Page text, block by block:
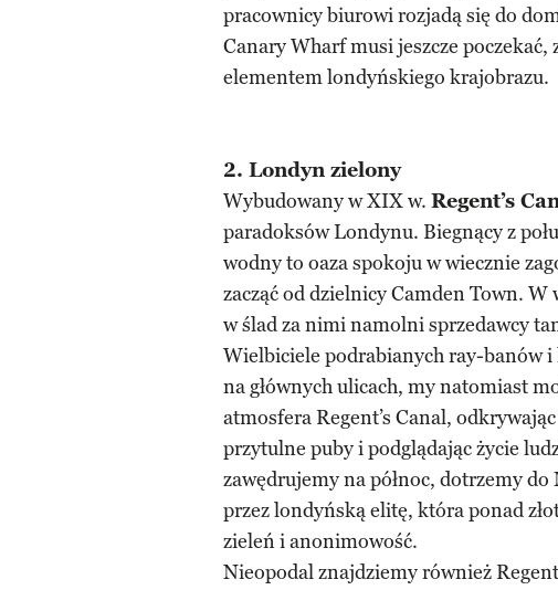
pracownicy biurowi rozjadą się do
Canary Wharf musi jeszcze
elementem londyńskiego krajobrazu.
2. Londyn zielony
Wybudowany w XIX w. Regent’s
paradoksów Londynu. Biegnący z
wodny to oaza spokoju w wiecznie
zacząć od dzielnicy Camden Town.
w ślad za nimi namolni sprzedawcy
Wielbiciele podrabianych ray-banów i
na głównych ulicach, my natomiast
atmosfera Regent’s Canal,
przytulne puby i podglądając życie
zawędrujemy na północ, dotrzemy
przez londyńską elitę, która ponad
zieleń i anonimowość.
Nieopodal znajdziemy również